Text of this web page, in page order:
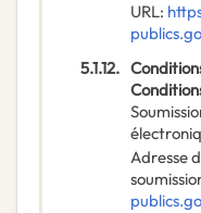
URL:
5.1.12.
Adresse